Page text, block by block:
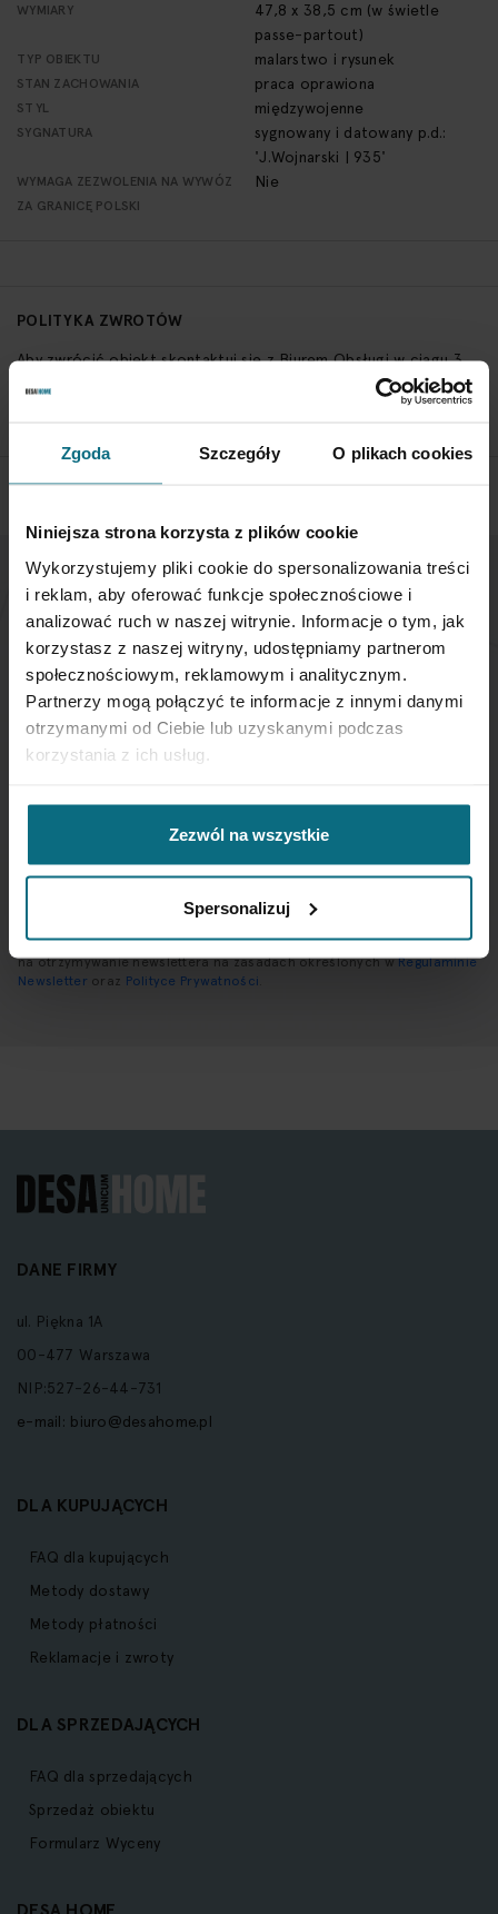
Zgoda Szczegóły O plikach cookies
Niniejsza strona korzysta z plików cookie
Wykorzystujemy pliki cookie do spersonalizowania treści
i reklam, aby oferować funkcje społecznościowe i
analizować ruch w naszej witrynie. Informacje o tym, jak
korzystasz z naszej witryny, udostępniamy partnerom
społecznościowym, reklamowym i analitycznym.
Partnerzy mogą połączyć te informacje z innymi danymi
otrzymanymi od Ciebie lub uzyskanymi podczas
korzystania z ich usług.
Zezwól na wszystkie
Spersonalizuj
WYMIARY
47,8 x 38,5 cm (w świetle
passe-partout)
TYP OBIEKTU malarstwo i rysunek
STAN ZACHOWANIA praca oprawiona
STYL międzywojenne
SYGNATURA
sygnowany i datowany p.d.:
'J.Wojnarski | 935'
WYMAGA ZEZWOLENIA NA WYWÓZ
ZA GRANICĘ POLSKI
Nie
POLITYKA ZWROTÓW
Aby zwrócić obiekt skontaktuj się z Biurem Obsługi w ciągu 3
NEWSLETTER
Jeśli chcesz otrzymywać aktualne informacje
dotyczące oferty Desa Home - zapisz się do naszego
newslettera.
nasz
SUBSKRYBUJ
Wprowadzając i zatwierdzając swoje dane osobowe, wyrażasz zgodę
na otrzymywanie newslettera na zasadach określonych wRegulaminie
Newsletter oraz Polityce Prywatności
DANE FIRMY
ul. Piękna 1A
00-477 Warszawa
NIP:527-26-44-731
e-mail: biuro@desahome.pl
DLA KUPUJĄCYCH
FAQ dla kupujących
Metody dostawy
Metody płatności
Reklamacje i zwroty
DLA SPRZEDAJĄCYCH
FAQ dla sprzedających
Sprzedaż obiektu
Formularz Wyceny